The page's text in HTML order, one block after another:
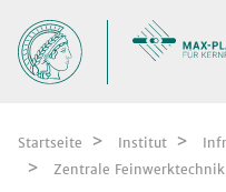
Startseite Institut
Zentrale Feinwerktechnik